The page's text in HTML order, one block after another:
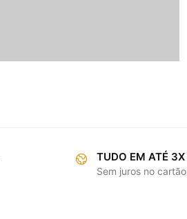
TUDO EM ATÉ 3X
Sem juros no cartão